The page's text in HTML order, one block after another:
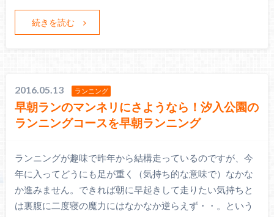
続きを読む
2016.05.13 ランニング
早朝ランのマンネリにさようなら！汐入公園の
ランニングコースを早朝ランニング
ランニングが趣味で昨年から結構走っているのですが、今
年に入ってどうにも足が重く（気持ち的な意味で）なかな
か進みません。できれば朝に早起きして走りたい気持ちと
は裏腹に二度寝の魔力にはなかなか逆らえず・・。という